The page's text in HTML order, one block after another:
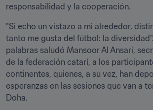
responsabilidad y la cooperación.
"Si echo un vistazo a mi alrededor,
tanto me gusta del fútbol: la
palabras saludó Mansoor Al Ansari,
de la federación catarí, a los
continentes, quienes, a su vez, han
esperanzas en las sesiones que van a
Doha.